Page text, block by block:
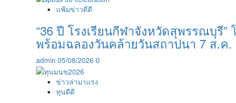
แฟ้มข่าวดีดี
“36 ปี โรงเรียนกีฬาจังหวัดสุพรรณบุรี
พร้อมฉลองวันคล้ายวันสถาปนา 7 ส.ค.
admin 05/08/2026 0
ข่าวล่ามาแรง
ทุนดีดี